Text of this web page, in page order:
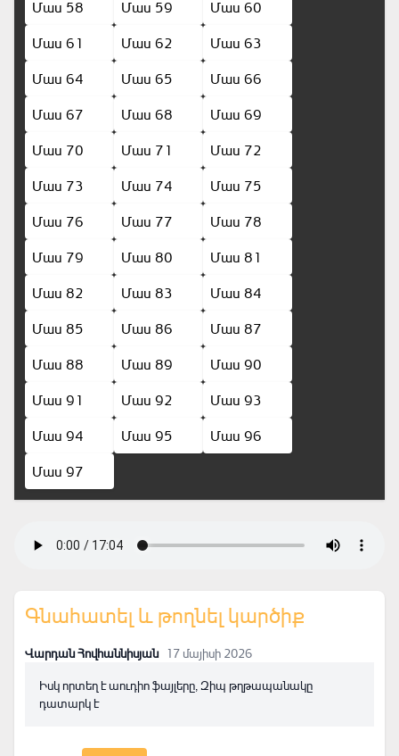
Մաս 58 Մաս 59
Մաս 60
Մաս 61
Մաս 62
Մաս 63
Մաս 64
Մաս 65
Մաս 66
Մաս 67
Մաս 68
Մաս 69
Մաս 70
Մաս 71
Մաս 72
Մաս 73
Մաս 74
Մաս 75
Մաս 76
Մաս 77
Մաս 78
Մաս 79
Մաս 80
Մաս 81
Մաս 82
Մաս 83
Մաս 84
Մաս 85
Մաս 86
Մաս 87
Մաս 88
Մաս 89
Մաս 90
Մաս 91
Մաս 92
Մաս 93
Մաս 94
Մաս 95
Մաս 96
Մաս 97
Գնահատել և թողնել կարծիք
Վարդան Հովհաննիսյան 17 մայիսի 2026
Իսկ որտեղ է աուդիո ֆայլերը, Զիպ թղթապանակը
դատարկ է